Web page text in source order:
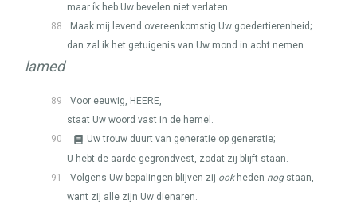
maar ík heb Uw bevelen niet verlaten.
88
Maak mij levend overeenkomstig Uw goedertierenheid;
dan zal ik het getuigenis van Uw mond in acht nemen.
lamed
89 Voor eeuwig, HEERE,
staat Uw woord vast in de hemel.
90
Uw trouw duurt van generatie op generatie;
U hebt de aarde gegrondvest, zodat zij blijft staan.
91
Volgens Uw bepalingen blijven zij ookheden nogstaan,
want zij alle zijn Uw dienaren.